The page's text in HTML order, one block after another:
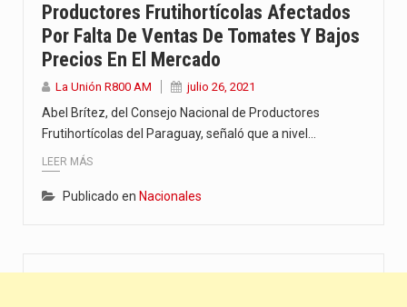
El amanecer de este miércoles se caracteriza por un ambiente…
Productores Frutihortícolas Afectados
Por Falta De Ventas De Tomates Y Bajos
Precios En El Mercado
La Unión R800 AM julio 26, 2021
Abel Brítez, del Consejo Nacional de Productores
Frutihortícolas del Paraguay, señaló que a nivel…
LEER MÁS
Publicado en Nacionales